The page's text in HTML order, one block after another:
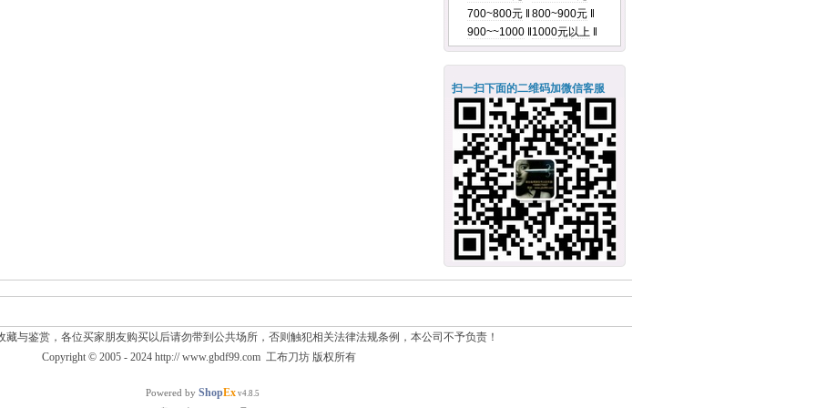
700~800元‖ 800~900元‖
900~~1000‖ 1000元以上‖
扫一扫下面的二维码加微信客服
与鉴赏，各位买家朋友购买以后请勿带到公共场所，否则触犯相关法律法规条例，本公司不予负责！
Copyright © 2005 - 2024 http:// www.gbdf99.com 工布刀坊 版权所有
Powered by ShopEx v4.8.5